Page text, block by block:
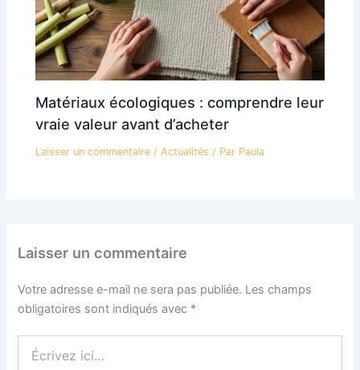
Matériaux écologiques : comprendre leur
vraie valeur avant d’acheter
Laisser un commentaire /Actualités / Par Paula
Laisser un commentaire
Votre adresse e-mail ne sera pas publiée. Les champs
obligatoires sont indiqués avec *
ici…